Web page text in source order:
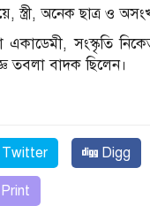
স্ত্রী, অনেক ছাত্র ও
একাডেমী, সংস্কৃতি
তবলা বাদক ছিলেন।
Twitter Digg
Print